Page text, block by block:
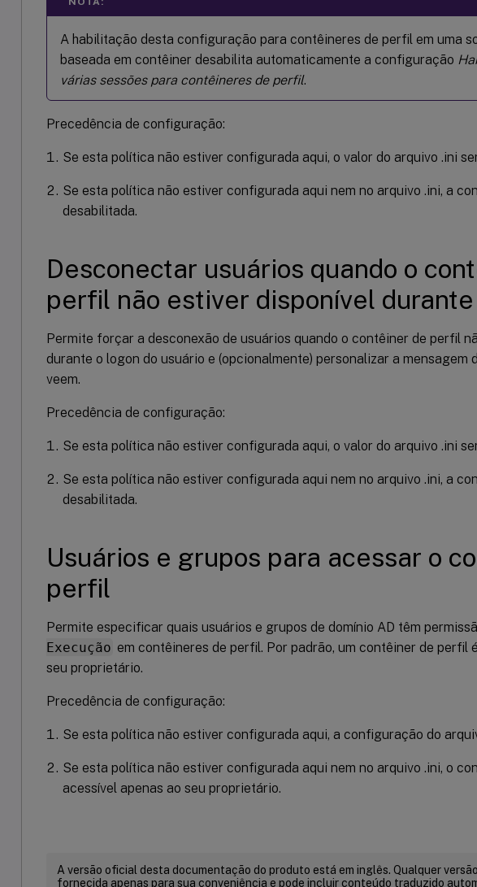
A habilitação desta configuração para contêineres de perfil em uma
baseada em contêiner desabilita automaticamente a configuração
várias sessões para contêineres de perfil.
Precedência de configuração:
Se esta política não estiver configurada aqui, o valor do arquivo .ini
Se esta política não estiver configurada aqui nem no arquivo .ini, a
desabilitada.
Desconectar usuários quando o
perfil não estiver disponível durante
Permite forçar a desconexão de usuários quando o contêiner de perfil
durante o logon do usuário e (opcionalmente) personalizar a mensagem
veem.
Precedência de configuração:
Se esta política não estiver configurada aqui, o valor do arquivo .ini
Se esta política não estiver configurada aqui nem no arquivo .ini, a
desabilitada.
Usuários e grupos para acessar o
perfil
Permite especificar quais usuários e grupos de domínio AD têm
Execução em contêineres de perfil. Por padrão, um contêiner de perfil
seu proprietário.
Precedência de configuração:
Se esta política não estiver configurada aqui, a configuração do
Se esta política não estiver configurada aqui nem no arquivo .ini, o
acessível apenas ao seu proprietário.
A versão oficial desta documentação do produto está em inglês. Qualquer
fornecida apenas para sua conveniência e pode incluir conteúdo traduzido